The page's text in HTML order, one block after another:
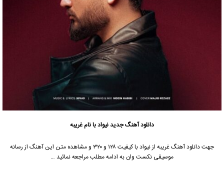
دانلود آهنگ جدیدنیواد با نام غریبه
جهت دانلود آهنگ غریبه از نیواد با کیفیت ۱۲۸ و ۳۲۰ و مشاهده متن این آهنگ از رسانه
موسیقی نکست وان به ادامه مطلب مراجعه نمائید …